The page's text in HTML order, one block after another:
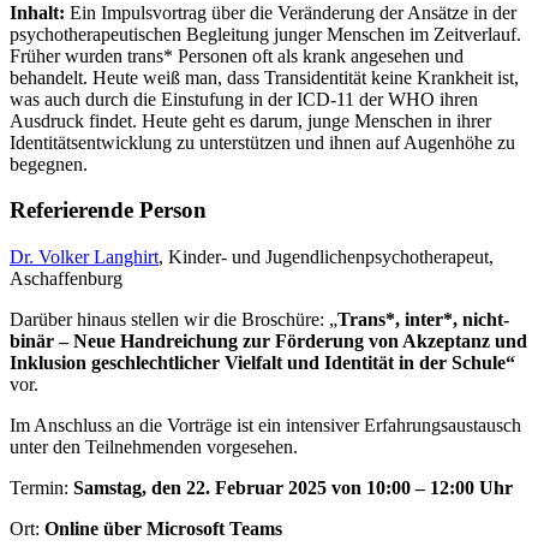
Inhalt: Ein Impulsvortrag über die Veränderung der Ansätze in der
psychotherapeutischen Begleitung junger Menschen im Zeitverlauf.
Früher wurden trans* Personen oft als krank angesehen und
behandelt. Heute weiß man, dass Transidentität keine Krankheit ist,
was auch durch die Einstufung in der ICD-11 der WHO ihren
Ausdruck findet. Heute geht es darum, junge Menschen in ihrer
Identitätsentwicklung zu unterstützen und ihnen auf Augenhöhe zu
begegnen.
Referierende Person
Dr. Volker Langhirt, Kinder- und Jugendlichenpsychotherapeut,
Aschaffenburg
Darüber hinaus stellen wir die Broschüre: „Trans*, inter*, nicht-
binär – Neue Handreichung zur Förderung von Akzeptanz und
Inklusion geschlechtlicher Vielfalt und Identität in der Schule“
vor.
Im Anschluss an die Vorträge ist ein intensiver Erfahrungsaustausch
unter den Teilnehmenden vorgesehen.
Termin: Samstag, den 22. Februar 2025 von 10:00 – 12:00 Uhr
Ort: Online über Microsoft Teams